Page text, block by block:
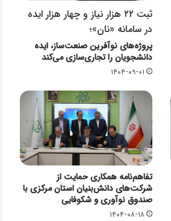
ثبت ۲۲ هزار نیاز و چهار هزار ایده
در سامانه «نان»؛
پروژه‌های نوآفرین صنعت‌ساز، ایده
دانشجویان را تجاری‌سازی می‌‎کند
۱۴۰۴-۰۹-۰۱
تفاهم‌نامه همکاری حمایت از
شرکت‌های دانش‌بنیان استان مرکزی با
صندوق نوآوری و شکوفایی
۱۴۰۴-۰۸-۱۸